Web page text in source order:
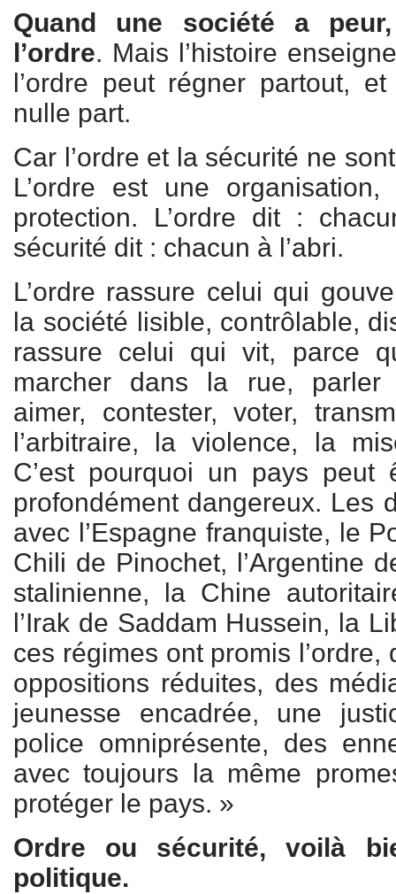
Quand une société a
l’ordre. Mais l’histoire
l’ordre peut régner partout,
nulle part.
Car l’ordre et la sécurité ne
L’ordre est une
protection. L’ordre dit :
sécurité dit : chacun à l’abri.
L’ordre rassure celui qui
la société lisible, contrôlable,
rassure celui qui vit, parce
marcher dans la rue, parler
aimer, contester, voter,
l’arbitraire, la violence, la
C’est pourquoi un pays peut
profondément dangereux. Les
avec l’Espagne franquiste, le
Chili de Pinochet, l’Argentine
stalinienne, la Chine
l’Irak de Saddam Hussein, la
ces régimes ont promis
oppositions réduites, des
jeunesse encadrée, une
police omniprésente, des
avec toujours la même
protéger le pays. »
Ordre ou sécurité, voilà
politique.